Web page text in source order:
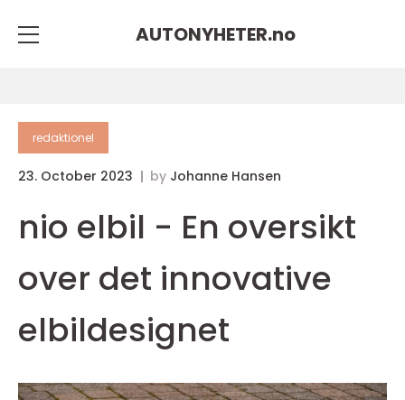
AUTONYHETER.no
redaktionel
23. October 2023 by Johanne Hansen
nio elbil - En oversikt
over det innovative
elbildesignet